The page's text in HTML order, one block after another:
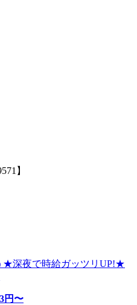
】
★深夜で時給ガッツリUP!★
円〜